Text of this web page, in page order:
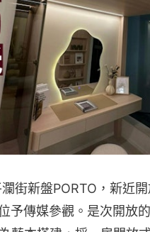
街新盤PORTO，新近
予傳媒參觀。是次開放